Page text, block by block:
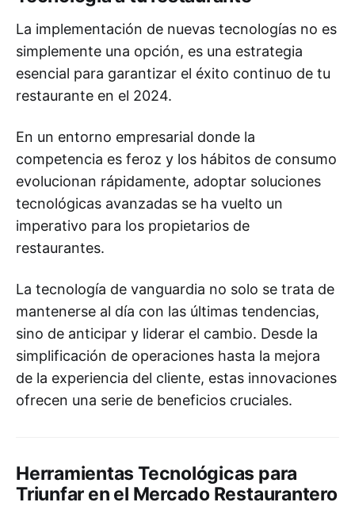
La implementación de nuevas tecnologías no es
simplemente una opción, es una estrategia
esencial para garantizar el éxito continuo de tu
restaurante en el 2024.
En un entorno empresarial donde la
competencia es feroz y los hábitos de consumo
evolucionan rápidamente, adoptar soluciones
tecnológicas avanzadas se ha vuelto un
imperativo para los propietarios de
restaurantes.
La tecnología de vanguardia no solo se trata de
mantenerse al día con las últimas tendencias,
sino de anticipar y liderar el cambio. Desde la
simplificación de operaciones hasta la mejora
de la experiencia del cliente, estas innovaciones
ofrecen una serie de beneficios cruciales.
Herramientas Tecnológicas para
Triunfar en el Mercado Restaurantero